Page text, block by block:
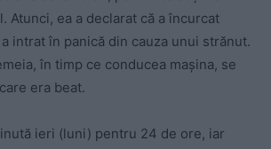
Atunci, ea a declarat că a încurcat
intrat în panică din cauza unui strănut.
în timp ce conducea mașina, se
era beat.
ieri (luni) pentru 24 de ore, iar